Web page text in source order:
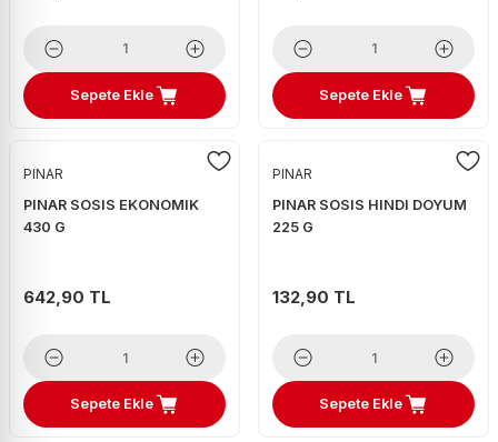
Sepete Ekle Sepete Ekle
PINAR
PINAR SOSIS EKONOMIK
430 G
642,90 TL
Sepete Ekle
PINAR
PINAR SOSIS HINDI DOYUM
225 G
132,90 TL
Sepete Ekle